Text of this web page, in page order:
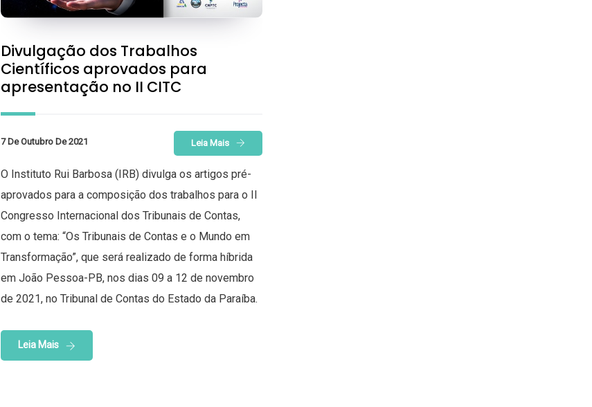
Divulgação dos Trabalhos
Científicos aprovados para
apresentação no II CITC
7 De Outubro De 2021 Leia Mais
O Instituto Rui Barbosa (IRB) divulga os artigos pré-
aprovados para a composição dos trabalhos para o II
Congresso Internacional dos Tribunais de Contas,
com o tema: “Os Tribunais de Contas e o Mundo em
Transformação”, que será realizado de forma híbrida
em João Pessoa-PB, nos dias 09 a 12 de novembro
de 2021, no Tribunal de Contas do Estado da Paraíba.
Leia Mais